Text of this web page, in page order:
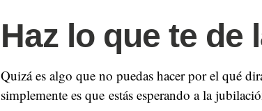
Haz lo que te de
Quizá es algo que no puedas hacer por el qué
simplemente es que estás esperando a la